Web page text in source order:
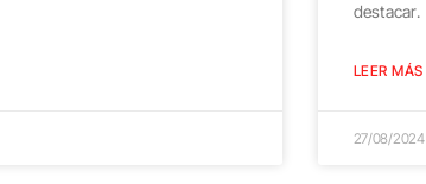
destacar.
LEER MÁS
27/08/2024